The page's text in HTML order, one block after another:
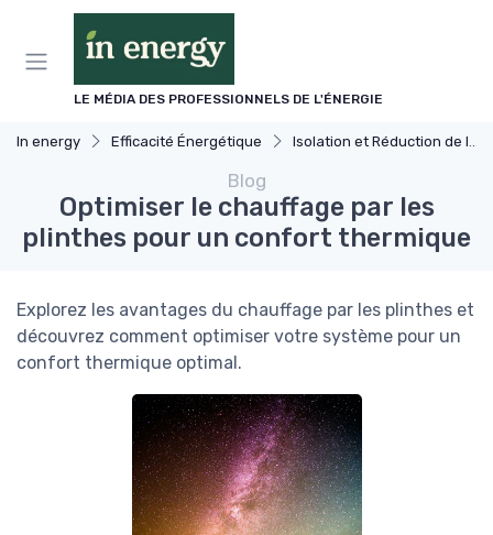
LE MÉDIA DES PROFESSIONNELS DE L'ÉNERGIE
In energy Efficacité Énergétique Isolation et Réduction de la Consommation
Blog
Optimiser le chauffage par les
plinthes pour un confort thermique
Explorez les avantages du chauffage par les plinthes et
découvrez comment optimiser votre système pour un
confort thermique optimal.
Panneau de gestion des cookies